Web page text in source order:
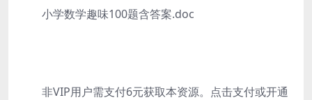
小学数学趣味100题含答案.doc
非VIP用户需支付6元获取本资源。点击支付或开通